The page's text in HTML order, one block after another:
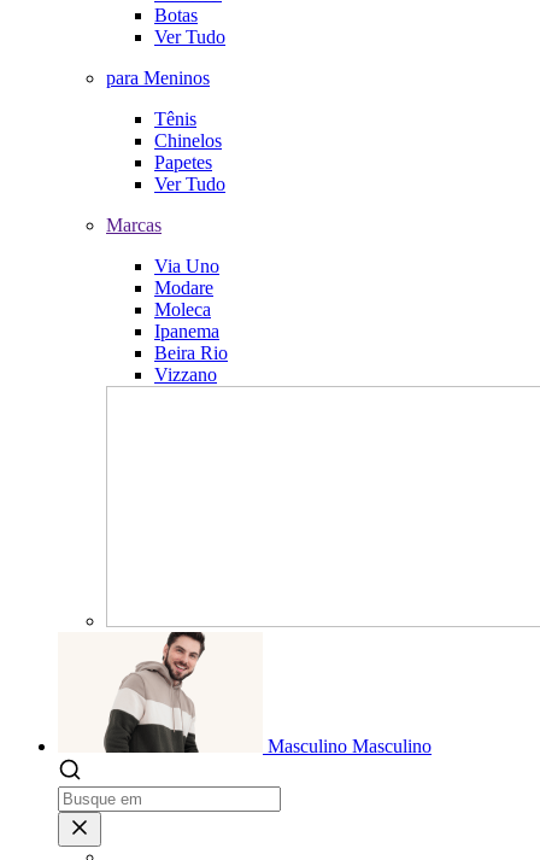
Botas
Ver Tudo
para Meninos
Tênis
Chinelos
Papetes
Ver Tudo
Marcas
Via Uno
Modare
Moleca
Ipanema
Beira Rio
Vizzano
Masculino Masculino